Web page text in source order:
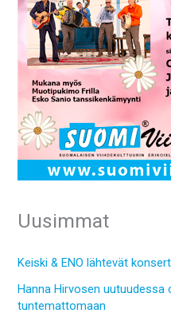
Uusimmat
Keiski & ENO lähtevät
Hanna Hirvosen uutuudessa
tuntemattomaan